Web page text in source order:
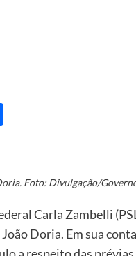
Foto: Divulgação/
Carla Zambelli
João Doria. Em sua
a respeito das